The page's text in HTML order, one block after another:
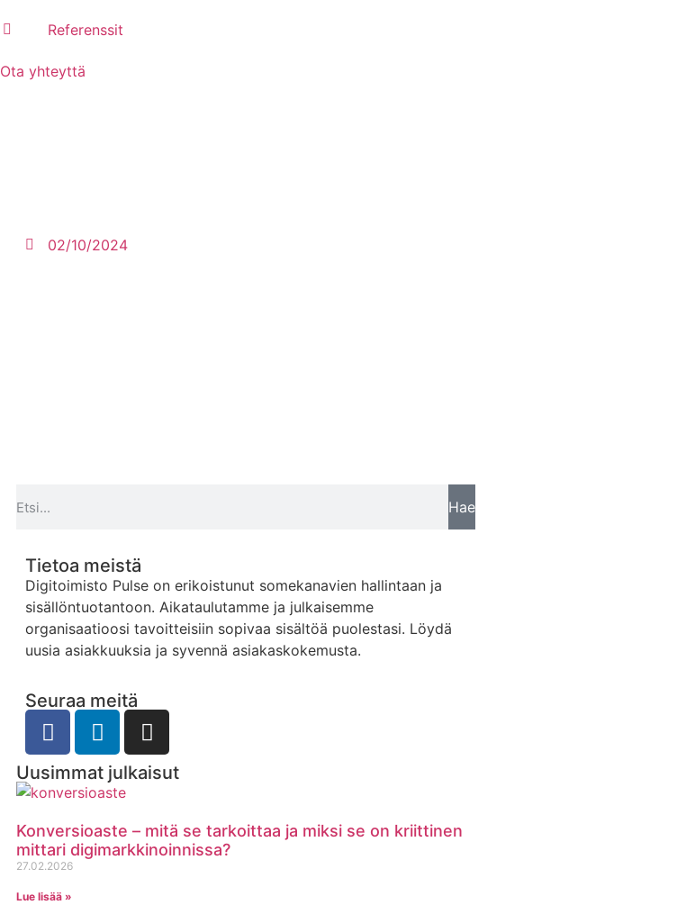
Referenssit
Ota yhteyttä
02/10/2024
Hae
Tietoa meistä
Digitoimisto Pulse on erikoistunut somekanavien hallintaan ja
sisällöntuotantoon. Aikataulutamme ja julkaisemme
organisaatioosi tavoitteisiin sopivaa sisältöä puolestasi. Löydä
uusia asiakkuuksia ja syvennä asiakaskokemusta.
Seuraa meitä
Uusimmat julkaisut
Konversioaste – mitä se tarkoittaa ja miksi se on kriittinen
mittari digimarkkinoinnissa?
27.02.2026
Lue lisää »